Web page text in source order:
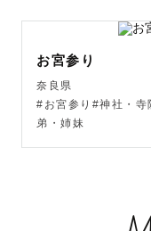
私の撮影でも、ワク
指しています！
撮影そのものを楽し
みなさんの大切な幸
だけませんか？
幸せをお届けします
お宮参り
奈良県
#お宮参り#神社・
弟・姉妹